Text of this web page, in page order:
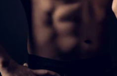
”Micellar Casein“
PROTÉINES EN
Protéine